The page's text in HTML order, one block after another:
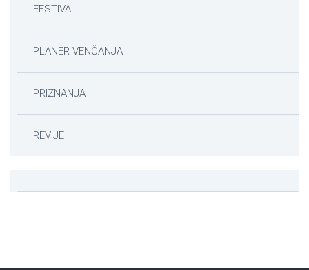
FESTIVAL
PLANER VENČANJA
PRIZNANJA
REVIJE